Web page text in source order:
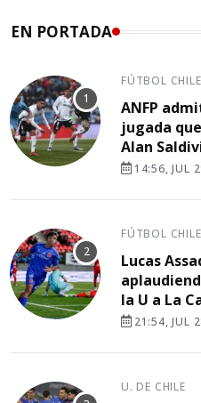
EN PORTADA
FÚTBOL
ANFP
jugada
Alan
14:56, JUL
FÚTBOL
Lucas
la U a La
21:54, JUL
U. DE CHILE